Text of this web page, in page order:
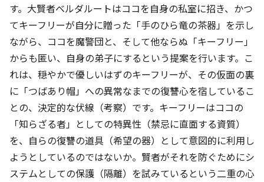
す。大賢者ベルダルートはココを自身の私室に招き、かつ
てキーフリーが自分に贈った「手のひら竜の茶器」を示し
ながら、ココを魔警団と、そして他ならぬ「キーフリー」
からも匿い、自身の弟子にするという提案を行います。こ
れは、穏やかで優しいはずのキーフリーが、その仮面の裏
に「つばあり帽」への異常なまでの復讐心を宿しているこ
との、決定的な伏線（考察）です。キーフリーはココの
「知らざる者」としての特異性（禁忌に直面する資質）
を、自らの復讐の道具（希望の器）として意図的に利用し
ようとしているのではないか。賢者がそれを防ぐためにシ
ステムとしての保護（隔離）を試みているという二重の心